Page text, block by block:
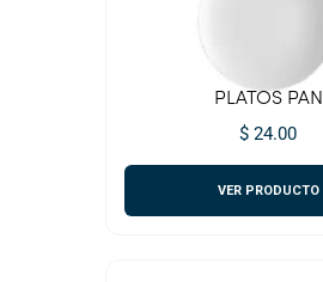
PLATOS PAN
$ 24.00
VER PRODUCTO